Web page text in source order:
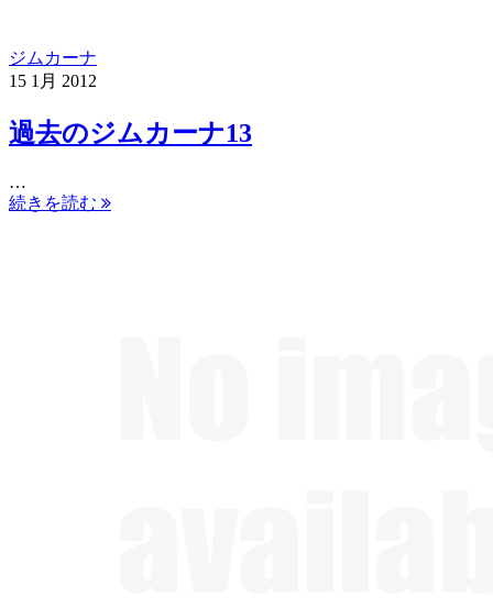
ジムカーナ
15 1月 2012
過去のジムカーナ13
…
続きを読む